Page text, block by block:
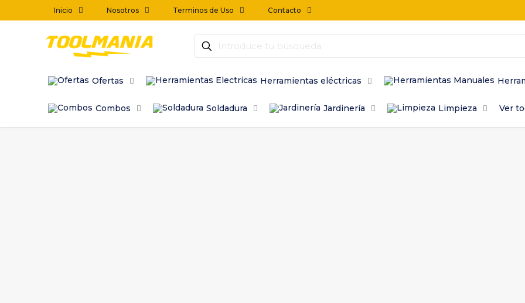
Inicio Nosotros Terminos de Uso Contacto
Ofertas Herramientas eléctricas
Combos Soldadura Jardinería Limpieza Ver